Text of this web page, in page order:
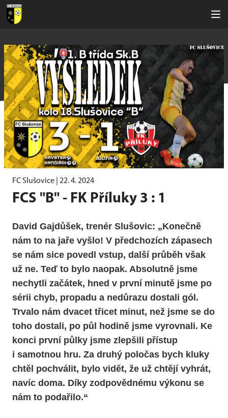
FC Slušovice | 22. 4. 2024
FCS "B" - FK Příluky 3 : 1
David Gajdůšek, trenér Slušovic: „Konečně
nám to na jaře vyšlo! V předchozích zápasech
se nám sice povedl vstup, další průběh však
už ne. Teď to bylo naopak. Absolutně jsme
nechytli začátek, hned v první minutě jsme po
sérii chyb, propadu a nedůrazu dostali gól.
Trvalo nám dvacet třicet minut, než jsme se do
toho dostali, po půl hodině jsme vyrovnali. Ke
konci první půlky jsme zlepšili přístup
i samotnou hru. Za druhý poločas bych kluky
chtěl pochválit, bylo vidět, že už chtějí vyhrát,
navíc doma. Díky zodpovědnému výkonu se
nám to podařilo.“